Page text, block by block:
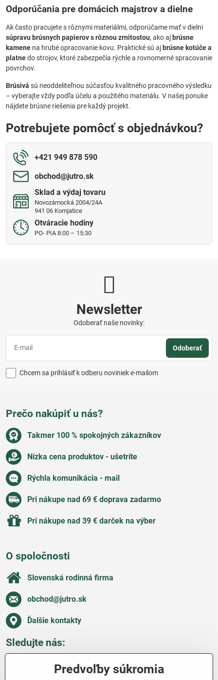
Odporúčania pre domácich majstrov a dielne
Ak často pracujete s rôznymi materiálmi, odporúčame mať v dielni
súpravu brúsnych papierov s rôznou zrnitostou, ako ajbrúsne
kamene na hrubé opracovanie kovu. Praktické sú ajbrúsne kotúče a
platnedo strojov, ktoré zabezpečia rýchle a rovnomerné spracovanie
povrchov.
Brúsivá sú neoddeliteľnou súčasťou kvalitného pracovného výsledku
– vyberajte vždy podľa účelu a použitého materiálu. V našej ponuke
nájdete brúsne riešenia pre každý projekt.
Potrebujete pomôcť s objednávkou?
+421 949 878 590
obchod​@jutro​.sk
Sklad a výdaj tovaru
Novozámocká 2004/24A
941 06 Komjatice
Otváracie hodiny
PO- PIA 8:00 – 15:30
Newsletter
Odoberať naše novinky:
Odoberať
Chcem sa prihlásiť k odberu noviniek e-mailom
Prečo nakúpiť u nás?
Takmer 100 % spokojných zákazníkov
Nízka cena produktov - ušetríte
Rýchla komunikácia - mail
Pri nákupe nad 69 € doprava zadarmo
Pri nákupe nad 39 € darček na výber
O spoločnosti
Slovenská rodinná firma
obchod​@jutro​.sk
Ďalšie kontakty
Sledujte nás:
Predvoľby súkromia